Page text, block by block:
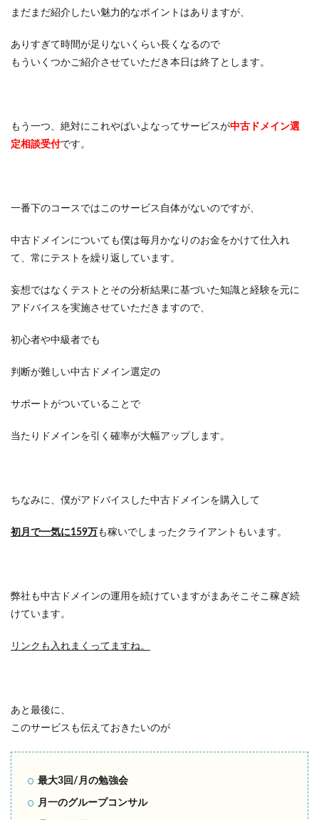
まだまだ紹介したい魅力的なポイントはありますが、
ありすぎて時間が足りないくらい長くなるので
もういくつかご紹介させていただき本日は終了とします。
もう一つ、絶対にこれやばいよなってサービスが中古ドメイン選
定相談受付です。
一番下のコースではこのサービス自体がないのですが、
中古ドメインについても僕は毎月かなりのお金をかけて仕入れ
て、常にテストを繰り返しています。
妄想ではなくテストとその分析結果に基づいた知識と経験を元に
アドバイスを実施させていただきますので、
初心者や中級者でも
判断が難しい中古ドメイン選定の
サポートがついていることで
当たりドメインを引く確率が大幅アップします。
ちなみに、僕がアドバイスした中古ドメインを購入して
初月で一気に159万も稼いでしまったクライアントもいます。
弊社も中古ドメインの運用を続けていますがまあそこそこ稼ぎ続
けています。
リンクも入れまくってますね。
あと最後に、
このサービスも伝えておきたいのが
最大3回/月の勉強会
月一のグループコンサル